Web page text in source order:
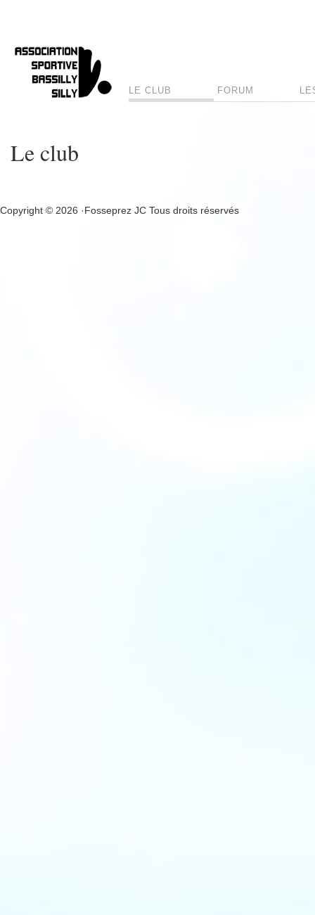
LE CLUB FORUM
Le club
Copyright © 2026 ·Fosseprez JC Tous droits réservés